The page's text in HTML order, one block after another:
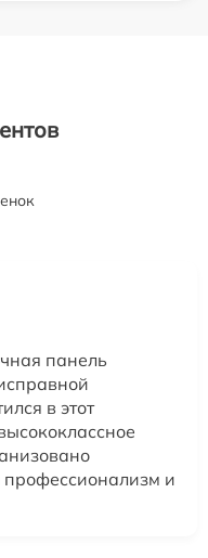
панель
в этот
профессионализм и